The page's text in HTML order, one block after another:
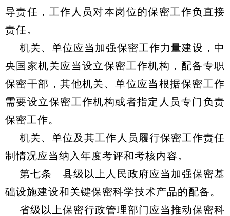
导责任，工作人员对本岗位的保密工作负直接
责任。
机关、单位应当加强保密工作力量建设，中
央国家机关应当设立保密工作机构，配备专职
保密干部，其他机关、单位应当根据保密工作
需要设立保密工作机构或者指定人员专门负责
保密工作。
机关、单位及其工作人员履行保密工作责任
制情况应当纳入年度考评和考核内容。
第七条 县级以上人民政府应当加强保密基
础设施建设和关键保密科学技术产品的配备。
省级以上保密行政管理部门应当推动保密科